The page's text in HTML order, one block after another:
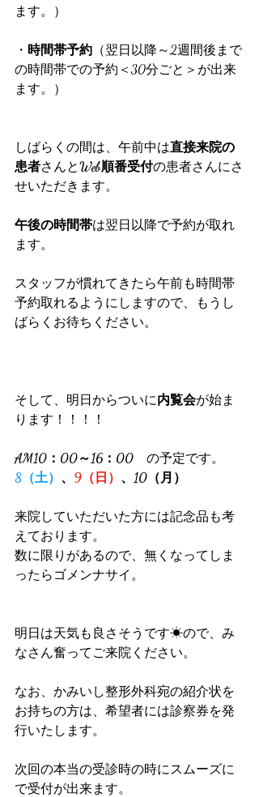
ます。）
・ 時間帯予約 （翌日以降～2週間後まで
の時間帯での予約＜30分ごと＞が出来
ます。）
しばらくの間は、午前中は直接来院の
患者さんとWeb順番受付の患者さんにさ
せいただきます。
午後の時間帯は翌日以降で予約が取れ
ます。
スタッフが慣れてきたら午前も時間帯
予約取れるようにしますので、もうし
ばらくお待ちください。
そして、明日からついに内覧会が始ま
ります！！！！
AM10：00～16：00 の予定です。
8（土） 、 9（日） 、10（月）
来院していただいた方には記念品も考
えております。
数に限りがあるので、無くなってしま
ったらゴメンナサイ。
明日は天気も良さそうです☀ので、み
なさん奮ってご来院ください。
なお、かみいし整形外科宛の紹介状を
お持ちの方は、希望者には診察券を発
行いたします。
次回の本当の受診時の時にスムーズに
で受付が出来ます。